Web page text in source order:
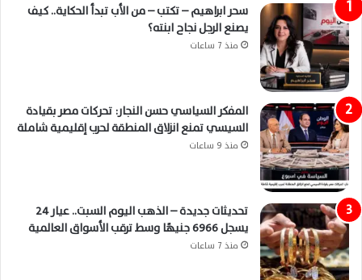
سحر ابراهيم – تكتب – من الأب تبدأ الحكاية.. كيف
يصنع الرجل نجاح ابنته؟
منذ 7 ساعات
المفكر السياسي حسن النجار: تحركات مصر بقيادة
السيسي تمنع انزلاق المنطقة لحرب إقليمية شاملة
منذ 9 ساعات
تحديثات جديدة – الذهب اليوم السبت.. عيار 24
يسجل 6966 جنيهًا وسط ترقب الأسواق العالمية
منذ 7 ساعات